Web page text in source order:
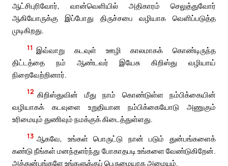
ஆட்சிபுரிவோர், வான்வெளியில் அதிகாரம் செலுத்துவோர்
ஆகியோருக்கு இப்போது திருச்சபை வழியாக வெளிப்படுத்த
முடிகிறது.
11 இவ்வாறு கடவுள் ஊழி காலமாகக் கொண்டிருந்த
திட்டத்தை நம் ஆண்டவர் இயேசு கிறிஸ்து வழியாய்
நிறைவேற்றினார்.
12 கிறிஸ்துவின் மீது நாம் கொண்டுள்ள நம்பிக்கையின்
வழியாகக் கடவுளை உறுதியான நம்பிக்கையோடு அணுகும்
உரிமையும் துணிவும் நமக்குக் கிடைத்துள்ளது.
13 ஆகவே, உங்கள் பொருட்டு நான் படும் துன்பங்களைக்
கண்டு நீங்கள் மனந்தளர்ந்து போகாதபடி உங்களை வேண்டுகிறேன்.
அத்துன்பங்களே உங்களுக்குப் பெருமையாக அமையும்.